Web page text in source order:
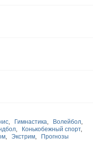
, Гимнастика, Волейбол,
, Конькобежный спорт,
, Экстрим, Прогнозы